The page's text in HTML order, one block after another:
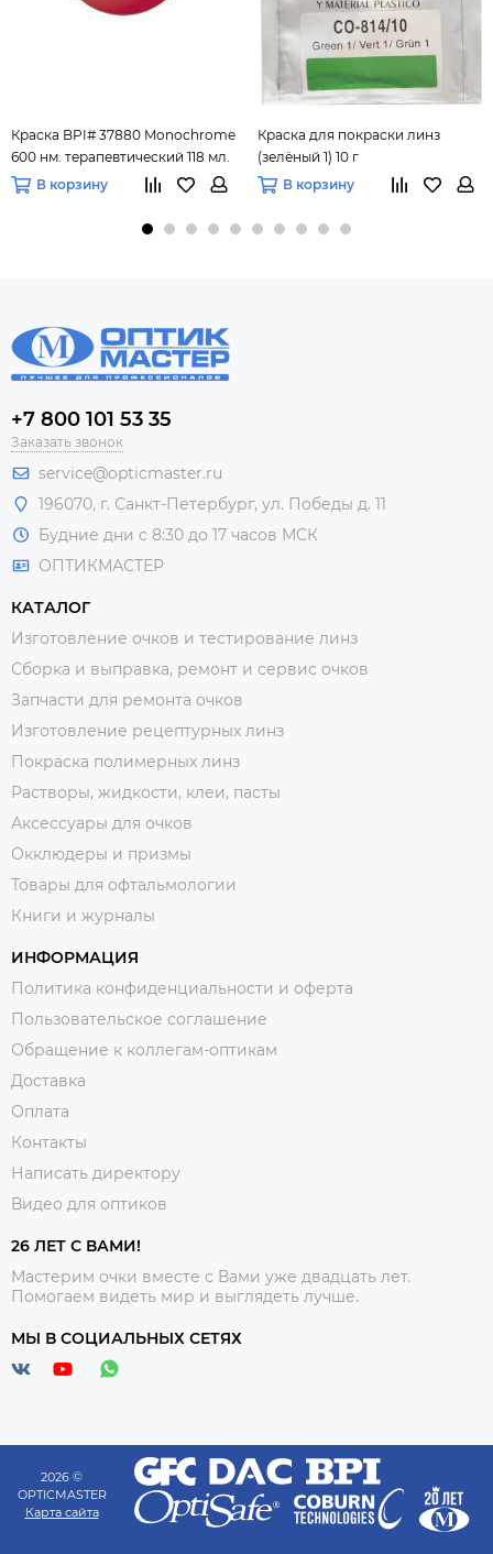
Краска BPI# 37880 Monochrome
600 нм. терапевтический 118 мл.
В корзину
Краска для покраски линз
(зелёный 1) 10 г
В корзину
+7 800 101 53 35
Заказать звонок
service@opticmaster.ru
196070, г. Санкт-Петербург, ул. Победы д. 11
Будние дни с 8:30 до 17 часов МСК
ОПТИКМАСТЕР
КАТАЛОГ
Изготовление очков и тестирование линз
Сборка и выправка, ремонт и сервис очков
Запчасти для ремонта очков
Изготовление рецептурных линз
Покраска полимерных линз
Растворы, жидкости, клеи, пасты
Аксессуары для очков
Окклюдеры и призмы
Товары для офтальмологии
Книги и журналы
ИНФОРМАЦИЯ
Политика конфиденциальности и оферта
Пользовательское соглашение
Обращение к коллегам-оптикам
Доставка
Оплата
Контакты
Написать директору
Видео для оптиков
26 ЛЕТ С ВАМИ!
Мастерим очки вместе с Вами уже двадцать лет.
Помогаем видеть мир и выглядеть лучше.
МЫ В СОЦИАЛЬНЫХ СЕТЯХ
2026 ©
OPTICMASTER
Карта сайта